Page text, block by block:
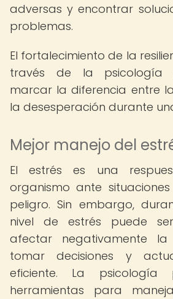
adversas y encontrar
problemas.
El fortalecimiento de la
través de la psicología
marcar la diferencia entre
la desesperación durante
Mejor manejo del
El estrés es una
organismo ante
peligro. Sin embargo,
nivel de estrés puede
afectar negativamente
tomar decisiones y
eficiente. La psicología
herramientas para